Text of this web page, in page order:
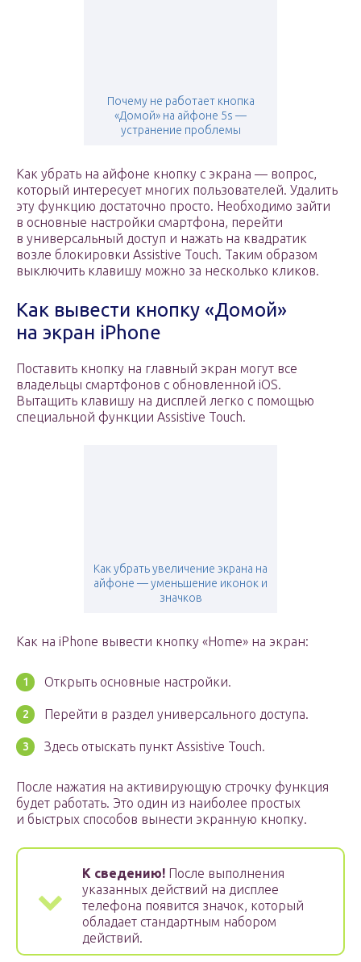
Почему не работает кнопка
«Домой» на айфоне 5s —
устранение проблемы
Как убрать на айфоне кнопку с экрана — вопрос,
который интересует многих пользователей. Удалить
эту функцию достаточно просто. Необходимо зайти
в основные настройки смартфона, перейти
в универсальный доступ и нажать на квадратик
возле блокировки Assistive Touch. Таким образом
выключить клавишу можно за несколько кликов.
Как вывести кнопку «Домой»
на экран iPhone
Поставить кнопку на главный экран могут все
владельцы смартфонов с обновленной iOS.
Вытащить клавишу на дисплей легко с помощью
специальной функции Assistive Touch.
Как убрать увеличение экрана на
айфоне — уменьшение иконок и
значков
Как на iPhone вывести кнопку «Home» на экран:
Открыть основные настройки.
Перейти в раздел универсального доступа.
Здесь отыскать пункт Assistive Touch.
После нажатия на активирующую строчку функция
будет работать. Это один из наиболее простых
и быстрых способов вынести экранную кнопку.
К сведению! После выполнения
указанных действий на дисплее
телефона появится значок, который
обладает стандартным набором
действий.